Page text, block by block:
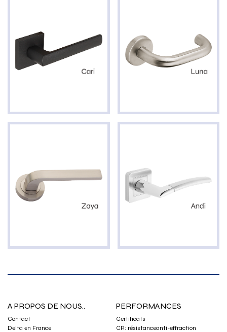
A PROPOS DE NOUS..
Contact
Delta en France
PERFORMANCES
Certificats
CR: résistanceanti-effraction